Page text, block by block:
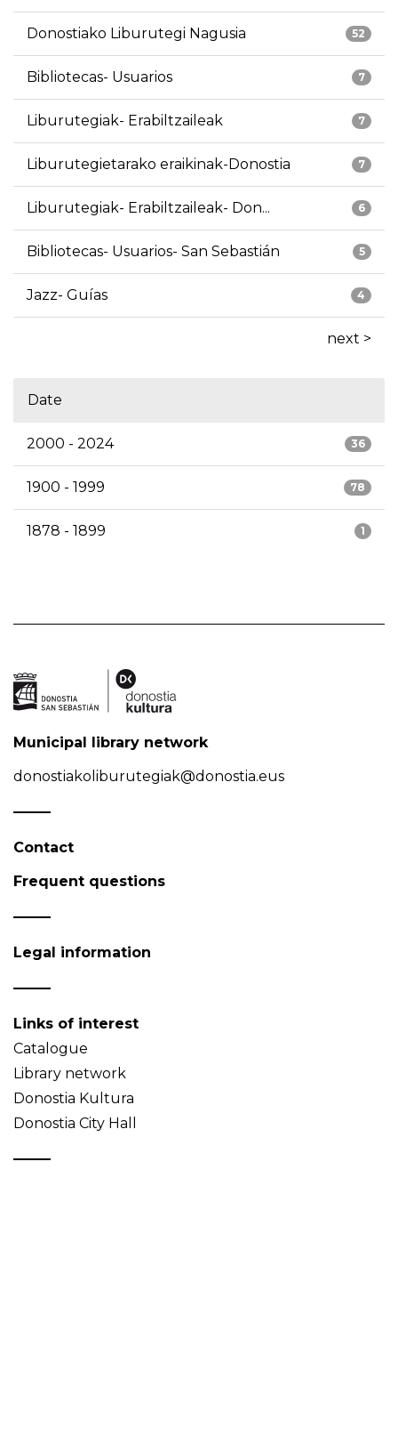
52
Donostiako Liburutegi Nagusia
7
Bibliotecas- Usuarios
7
Liburutegiak- Erabiltzaileak
7
Liburutegietarako eraikinak-Donostia
6
Liburutegiak- Erabiltzaileak- Don...
5
Bibliotecas- Usuarios- San Sebastián
4
Jazz- Guías
next >
Date
36
2000 - 2024
78
1900 - 1999
1
1878 - 1899
Municipal library network
donostiakoliburutegiak@donostia.eus
Contact
Frequent questions
Legal information
Links of interest
Catalogue
Library network
Donostia Kultura
Donostia City Hall